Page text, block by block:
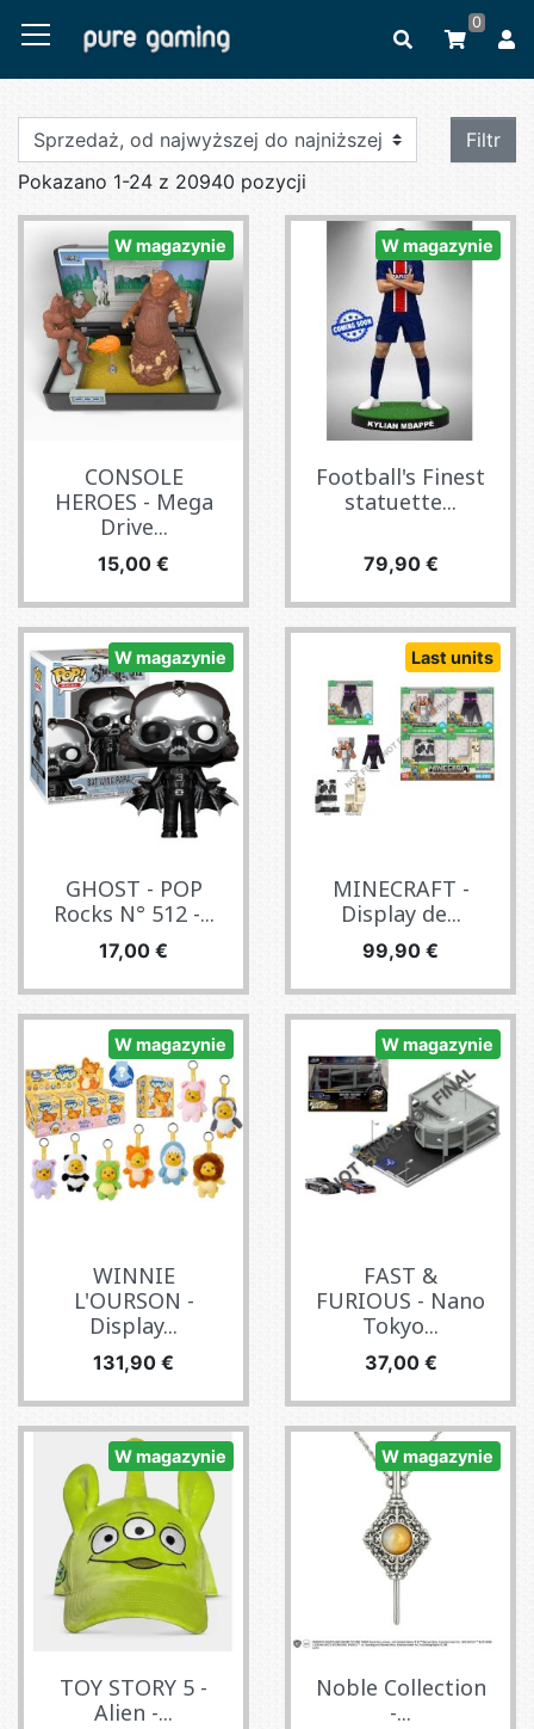
0
Filtr
Pokazano 1-24 z 20940 pozycji
W magazynie
CONSOLE
HEROES - Mega
Drive...
Cena
15,00 €
W magazynie
Football's Finest
statuette...
Cena
79,90 €
W magazynie
GHOST - POP
Rocks N° 512 -...
Cena
17,00 €
Last units
MINECRAFT -
Display de...
Cena
99,90 €
W magazynie
WINNIE
L'OURSON -
Display...
Cena
131,90 €
W magazynie
FAST &
FURIOUS - Nano
Tokyo...
Cena
37,00 €
W magazynie
TOY STORY 5 -
Alien -...
W magazynie
Noble Collection
-...